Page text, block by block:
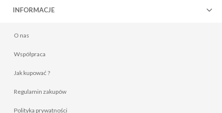
INFORMACJE
O nas
Współpraca
Jak kupować ?
Regulamin zakupów
Polityka prywatności